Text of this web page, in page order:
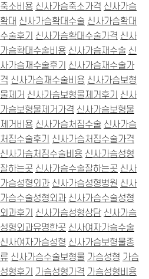
축소비용 신사가슴축소가격 신사가슴
확대 신사가슴확대수술 신사가슴확대
수술후기
신사가슴확대수술가격 신사
가슴확대수술비용 신사가슴재수술 신
사가슴재수술후기
신사가슴재수술가
격 신사가슴재수술비용 신사가슴보형
물제거 신사가슴보형물제거후기
신사
가슴보형물제거가격 신사가슴보형물
제거비용 신사가슴처짐수술 신사가슴
처짐수술후기
신사가슴처짐수술가격
신사가슴처짐수술비용 신사가슴성형
잘하는곳 신사가슴수술잘하는곳 신사
가슴성형외과 신사가슴성형병원 신사
가슴수술성형외과 신사가슴수술성형
외과후기
신사가슴성형상담 신사가슴
성형외과유명한곳 신사여자가슴수술
신사여자가슴성형 신사가슴보형물종
류 신사가슴수술보형물 가슴성형 가슴
성형후기
가슴성형가격 가슴성형비용